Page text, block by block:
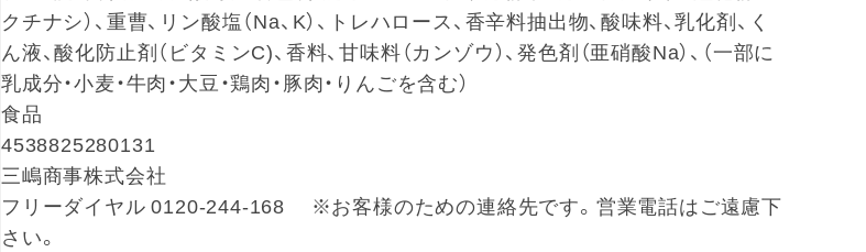
クチナシ）、重曹、リン酸塩（Na、K）、トレハロース、香辛料抽出物、酸味料、乳化剤、く
ん液、酸化防止剤（ビタミンC)、香料、甘味料（カンゾウ）、発色剤（亜硝酸Na）、（一部に
乳成分・小麦・牛肉・大豆・鶏肉・豚肉・りんごを含む）
食品
4538825280131
三嶋商事株式会社
フリーダイヤル 0120-244-168 ※お客様のための連絡先です。営業電話はご遠慮下
さい。